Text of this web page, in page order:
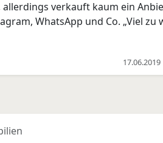
verkauft kaum ein
WhatsApp und Co. „Viel zu
17.06.2019